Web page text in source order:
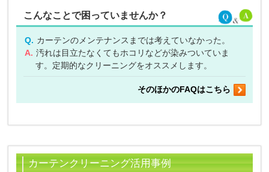
こんなことで困っていませんか？
Q. カーテンのメンテナンスまでは考えていなかった。
A. 汚れは目立たなくてもホコリなどが染みついていま
す。定期的なクリーニングをオススメします。
そのほかのFAQはこちら
カーテンクリーニング活用事例